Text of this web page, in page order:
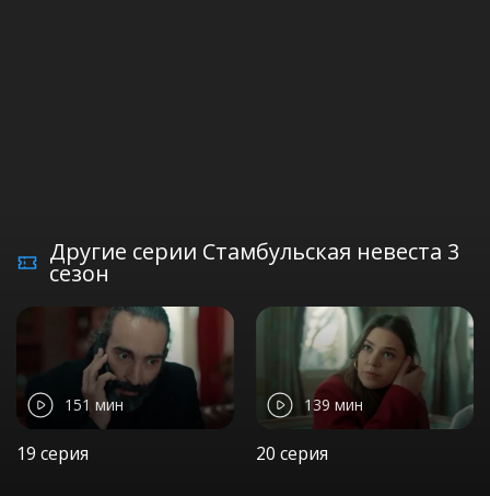
Другие серии Стамбульская невеста 3
сезон
151 мин
19 серия
139 мин
20 серия